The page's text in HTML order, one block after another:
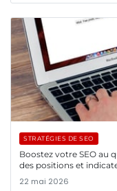
STRATÉGIES DE SEO
Boostez votre SEO au
des positions et
22 mai 2026